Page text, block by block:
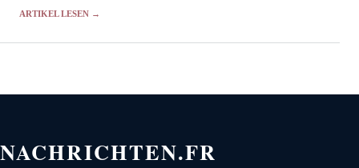
ARTIKEL LESEN →
NACHRICHTEN.FR